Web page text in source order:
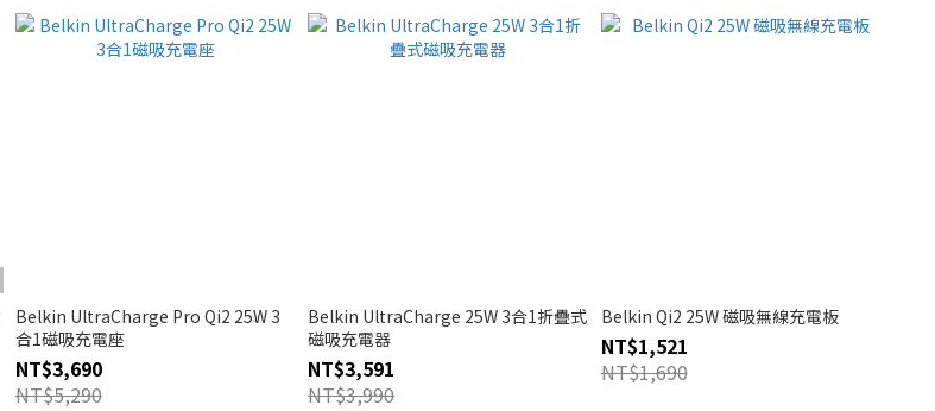
Belkin UltraCharge Pro Qi2 25W 3
合1磁吸充電座
NT$3,690
NT$5,290
Belkin UltraCharge 25W 3合1折疊式
磁吸充電器
NT$3,591
NT$3,990
Belkin Qi2 25W 磁吸無線充電板
NT$1,521
NT$1,690